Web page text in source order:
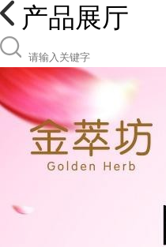
产品展厅